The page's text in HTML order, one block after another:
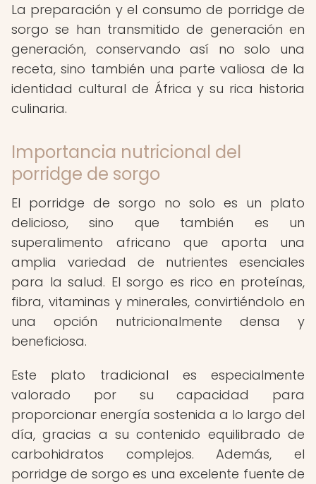
La preparación y el consumo de porridge de
sorgo se han transmitido de generación en
generación, conservando así no solo una
receta, sino también una parte valiosa de la
identidad cultural de África y su rica historia
culinaria.
Importancia nutricional del
porridge de sorgo
El porridge de sorgo no solo es un plato
delicioso, sino que también es un
superalimento africano que aporta una
amplia variedad de nutrientes esenciales
para la salud. El sorgo es rico en proteínas,
fibra, vitaminas y minerales, convirtiéndolo en
una opción nutricionalmente densa y
beneficiosa.
Este plato tradicional es especialmente
valorado por su capacidad para
proporcionar energía sostenida a lo largo del
día, gracias a su contenido equilibrado de
carbohidratos complejos. Además, el
porridge de sorgo es una excelente fuente de